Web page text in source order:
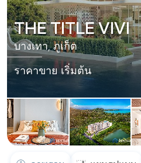
THE TITLE VIVI
บางเทา, ภูเก็ต
ราคาขาย เริ่มต้น